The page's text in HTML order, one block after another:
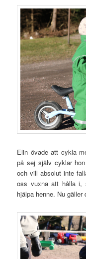
Elin övade att cykla
på sej själv cyklar
och vill absolut inte
oss vuxna att hålla i,
hjälpa henne. Nu